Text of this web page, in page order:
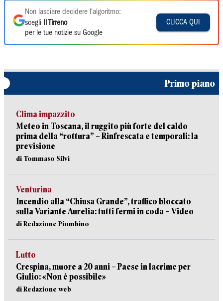
Non lasciare decidere l'algoritmo:
scegli
Il Tirreno
per le tue notizie su Google
CLICCA QUI
Primo piano
Clima impazzito
Meteo in Toscana, il ruggito più forte del caldo
prima della “rottura” – Rinfrescata e temporali: la
previsione
di Tommaso Silvi
Venturina
Incendio alla “Chiusa Grande”, traffico bloccato
sulla Variante Aurelia: tutti fermi in coda – Video
di Redazione Piombino
Lutto
Crespina, muore a 20 anni – Paese in lacrime per
Giulio: «Non è possibile»
di Redazione web